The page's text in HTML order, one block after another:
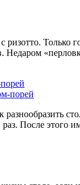
Только
Недаром
разнообразить
После этого